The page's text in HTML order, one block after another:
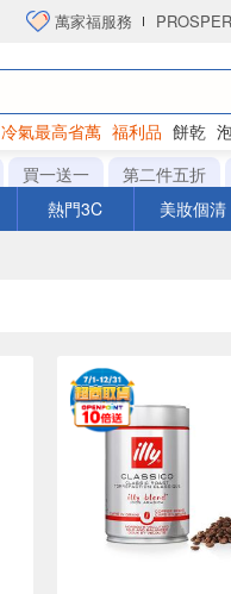
萬家福服務
冷氣最高省萬 福利品 餅乾
買一送一 第二件五折
熱門3C 美妝個清